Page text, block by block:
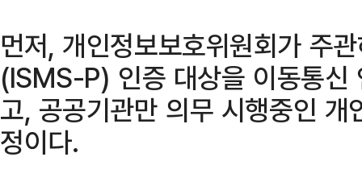
먼저, 개인정보보호위원회가 주
(ISMS-P) 인증 대상을 이동통신
고, 공공기관만 의무 시행중인
정이다.